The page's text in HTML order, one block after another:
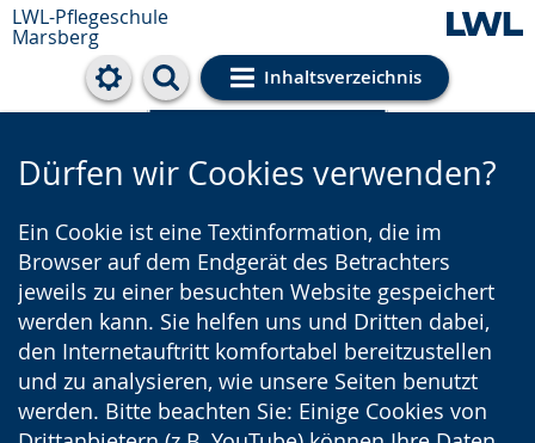
LWL-Pflegeschule
Marsberg
Inhaltsverzeichnis
Cookie-Einstellungen
Dürfen wir Cookies verwenden?
Ein Cookie ist eine Textinformation, die im
Browser auf dem Endgerät des Betrachters
jeweils zu einer besuchten Website gespeichert
werden kann. Sie helfen uns und Dritten dabei,
den Internetauftritt komfortabel bereitzustellen
und zu analysieren, wie unsere Seiten benutzt
werden. Bitte beachten Sie: Einige Cookies von